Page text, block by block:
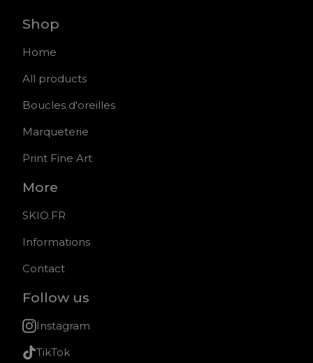
Shop
Home
All products
Boucles d'oreilles
Marqueterie
Print Fine Art
More
SKIO.FR
Informations
Contact
Follow us
Instagram
TikTok